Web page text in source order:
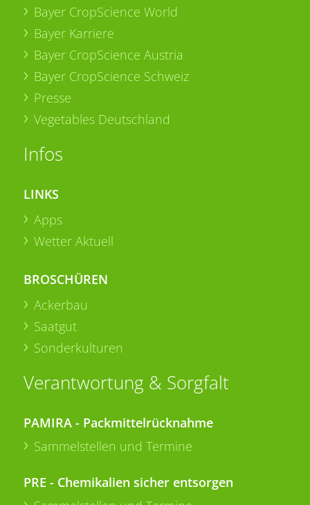
Bayer CropScience World
Bayer Karriere
Bayer CropScience Austria
Bayer CropScience Schweiz
Presse
Vegetables Deutschland
Infos
LINKS
Apps
Wetter Aktuell
BROSCHÜREN
Ackerbau
Saatgut
Sonderkulturen
Verantwortung & Sorgfalt
PAMIRA - Packmittelrücknahme
Sammelstellen und Termine
PRE - Chemikalien sicher entsorgen